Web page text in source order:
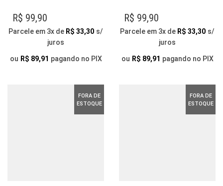
VARIANTES.
AS
OPÇÕES
R$ 99,90
Parcele em 3x de R$ 33,30 s/
juros
ou R$ 89,91 pagando no PIX
VARIANTES.
AS
OPÇÕES
R$ 99,90
Parcele em 3x de R$ 33,30 s/
juros
ou R$ 89,91 pagando no PIX
FORA DE
ESTOQUE
FORA DE
ESTOQUE